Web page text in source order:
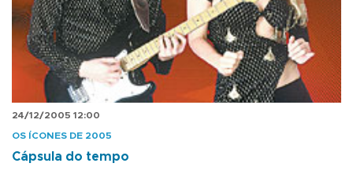
24/12/2005 12:00
OS ÍCONES DE 2005
Cápsula do tempo